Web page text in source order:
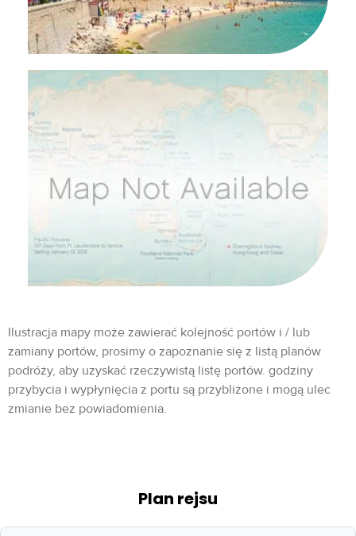
Ilustracja mapy może zawierać kolejność portów i / lub
zamiany portów, prosimy o zapoznanie się z listą planów
podróży, aby uzyskać rzeczywistą listę portów. godziny
przybycia i wypłynięcia z portu są przybliżone i mogą ulec
zmianie bez powiadomienia.
Plan rejsu